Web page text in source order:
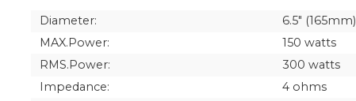
Diameter:
6.5" (165mm)
MAX.Power:
150 watts
RMS.Power:
300 watts
Impedance:
4 ohms